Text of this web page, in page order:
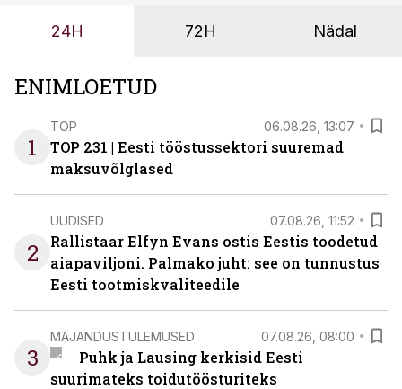
OÜ tegevjuht Sander Mitendorf.
24H 72H Nädal
ENIMLOETUD
1
TOP 06.08.26, 13:07
TOP 231 | Eesti tööstussektori suuremad
maksuvõlglased
2
UUDISED 07.08.26, 11:52
Rallistaar Elfyn Evans ostis Eestis toodetud
aiapaviljoni. Palmako juht: see on tunnustus
Eesti tootmiskvaliteedile
3
MAJANDUSTULEMUSED 07.08.26, 08:00
Puhk ja Lausing kerkisid Eesti
suurimateks toidutöösturiteks